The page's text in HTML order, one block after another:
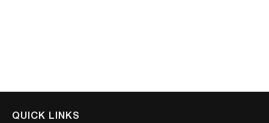
QUICK LINKS